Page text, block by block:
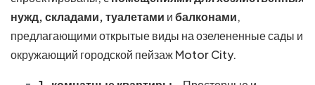
нужд, складами, туалетами ибалконами,
предлагающими открытые виды на озелененные сады и
окружающий городской пейзаж Motor City.